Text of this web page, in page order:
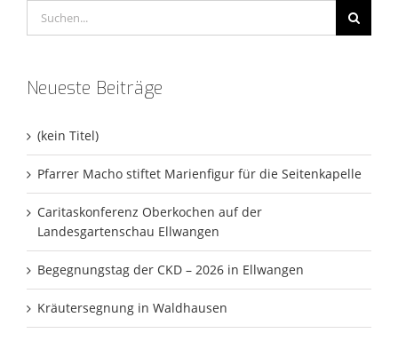
Neueste Beiträge
(kein Titel)
Pfarrer Macho stiftet Marienfigur für die Seitenkapelle
Caritaskonferenz Oberkochen auf der
Landesgartenschau Ellwangen
Begegnungstag der CKD – 2026 in Ellwangen
Kräutersegnung in Waldhausen